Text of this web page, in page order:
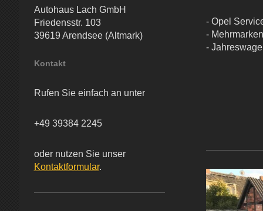
- Opel
-
-
Autohaus Lach GmbH
Friedensstr. 103
39619 Arendsee (Altmark)
Kontakt
Rufen Sie einfach an unter
+49 39384 2245
oder nutzen Sie unser
Kontaktformular.